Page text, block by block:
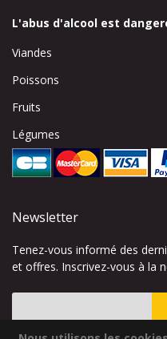
L'abus d'alcool est
Viandes
Poissons
Fruits
Légumes
Newsletter
Tenez-vous informé des
et offres. Inscrivez-vous à la